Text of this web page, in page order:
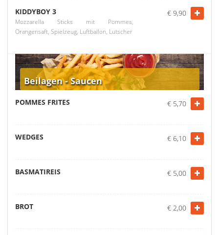
KIDDYBOY 3
Mozzarella Sticks mit Pommes,
Orangensaft, Spielzeug, Luftballon, Lutscher
€ 9,90
Beilagen - Saucen
POMMES FRITES € 5,70
WEDGES € 6,10
BASMATIREIS € 5,00
BROT € 2,00